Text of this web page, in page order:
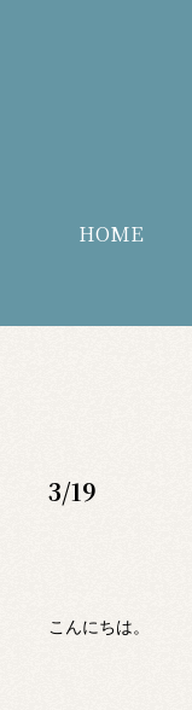
HOME
3/19
こんにちは。